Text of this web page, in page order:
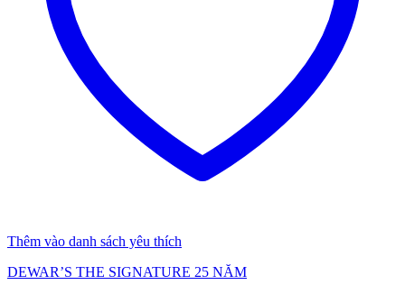
Thêm vào danh sách yêu thích
DEWAR’S THE SIGNATURE 25 NĂM